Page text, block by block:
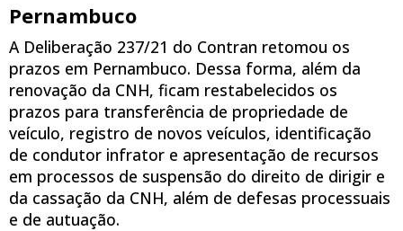
Pernambuco
A Deliberação 237/21 do Contran retomou os
prazos em Pernambuco. Dessa forma, além da
renovação da CNH, ficam restabelecidos os
prazos para transferência de propriedade de
veículo, registro de novos veículos, identificação
de condutor infrator e apresentação de recursos
em processos de suspensão do direito de dirigir e
da cassação da CNH, além de defesas processuais
e de autuação.